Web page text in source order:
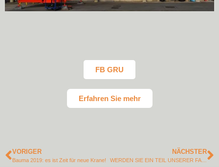
FB GRU
Erfahren Sie mehr
VORIGER
Bauma 2019: es ist Zeit für neue Krane!
NÄCHSTER
WERDEN SIE EIN TEIL UNSERER FAMILIE